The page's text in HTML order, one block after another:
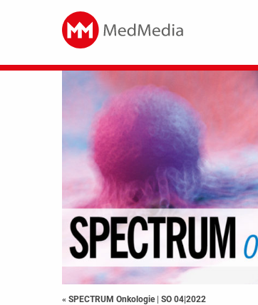
« SPECTRUM Onkologie | SO 04|2022